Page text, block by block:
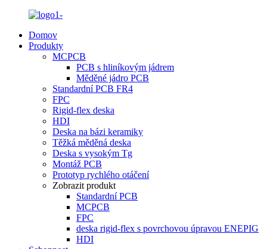
Domov
Produkty
MCPCB
PCB s hliníkovým jádrem
Měděné jádro PCB
Standardní PCB FR4
FPC
Rigid-flex deska
HDI
Deska na bázi keramiky
Těžká měděná deska
Deska s vysokým Tg
Montáž PCB
Prototyp rychlého otáčení
Zobrazit produkt
Standardní PCB
MCPCB
FPC
deska rigid-flex s povrchovou úpravou ENEPIG
HDI